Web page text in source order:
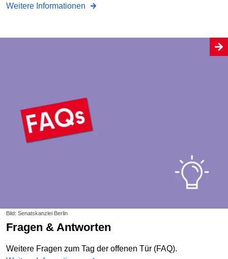
Weitere Informationen
Bild: Senatskanzlei Berlin
Fragen & Antworten
Weitere Fragen zum Tag der offenen Tür (FAQ).